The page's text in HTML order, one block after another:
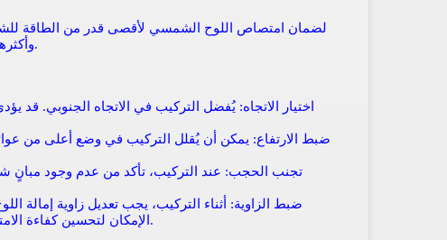
لضمان امتصاص اللوح الشمسي لأقصى قدر من الطاقة
وأكثرها إشعاعًا. يجب اختيار موقع التركيب المناسب بناءً على مشروعك.
اختيار الاتجاه: يُفضل التركيب في الاتجاه الجنوبي. قد
ضبط الارتفاع: يمكن أن يُقلل التركيب في وضع أعلى من
تجنب الحجب: عند التركيب، تأكد من عدم وجود
ضبط الزاوية: أثناء التركيب، يجب تعديل زاوية
الإمكان لتحسين كفاءة الامتصاص. الزاوية المثالية هي تقريبًا زاوية خط العرض المحلي.